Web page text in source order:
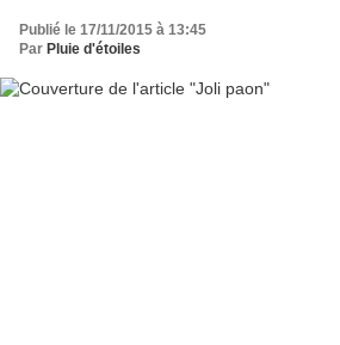
Publié le 17/11/2015 à 13:45
Par Pluie d'étoiles